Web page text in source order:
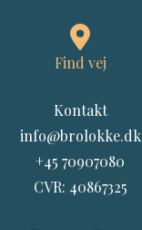
Find vej
Kontakt
info@brolokke.dk
+45 70907080
CVR: 40867325